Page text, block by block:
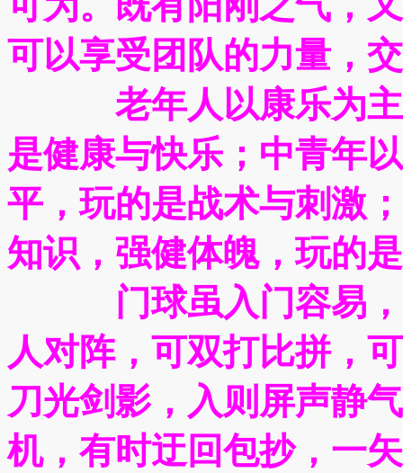
可以享受团队的力量，
老年人以康乐为主
是健康与快乐；中青年
平，玩的是战术与刺激
知识，强健体魄，玩的
门球虽入门容易，
人对阵，可双打比拼，
刀光剑影，入则屏声静
机，有时迂回包抄，一